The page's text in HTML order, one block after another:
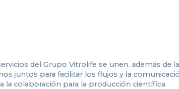
del Grupo Vitrolife se unen, además de la
juntos para facilitar los flujos y la
colaboración para la producción científica.